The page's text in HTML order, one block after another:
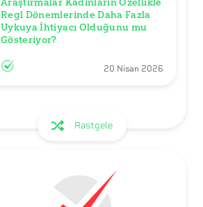
Regl Dönemlerinde Daha Fazla
Uykuya İhtiyacı Olduğunu mu
Gösteriyor?
20 Nisan 2026
Rastgele